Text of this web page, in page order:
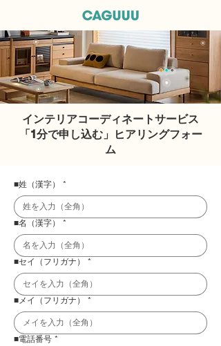
インテリアコーディネートサービス
「1分で申し込む」ヒアリングフォー
ム
■姓（漢字） *
■名（漢字） *
■セイ（フリガナ） *
■メイ（フリガナ） *
■電話番号 *